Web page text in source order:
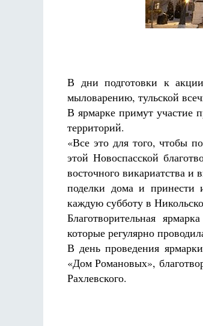
В дни подготовки к
мыловарению, тульской
В ярмарке примут участие
территорий.
«Все это для того, чтобы
этой Новоспасской
восточного викариатства
поделки дома и принести
каждую субботу в
Благотворительная
которые регулярно
В день проведения
«Дом Романовых»,
Рахлевского.